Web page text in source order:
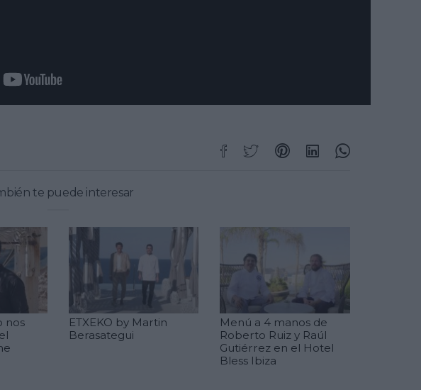
te puede interesar
nos
ETXEKO by Martin
Berasategui
Menú a 4 manos de
Roberto Ruiz y Raúl
Gutiérrez en el Hotel
Bless Ibiza